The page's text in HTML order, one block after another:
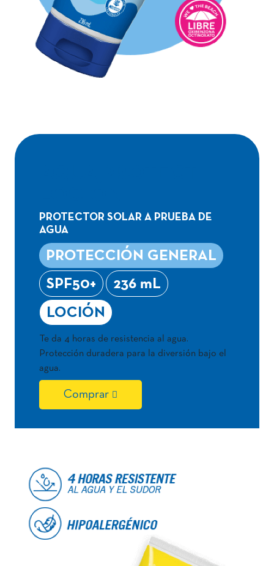
PROTECTOR SOLAR A PRUEBA DE
AGUA
PROTECCIÓN GENERAL
SPF50+
236 mL
LOCIÓN
Te da 4 horas de resistencia al agua.
Protección duradera para la diversión bajo el
agua.
Comprar